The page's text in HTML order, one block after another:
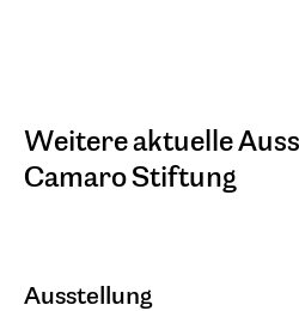
Weitere aktuelle
Camaro Stiftung
Ausstellung